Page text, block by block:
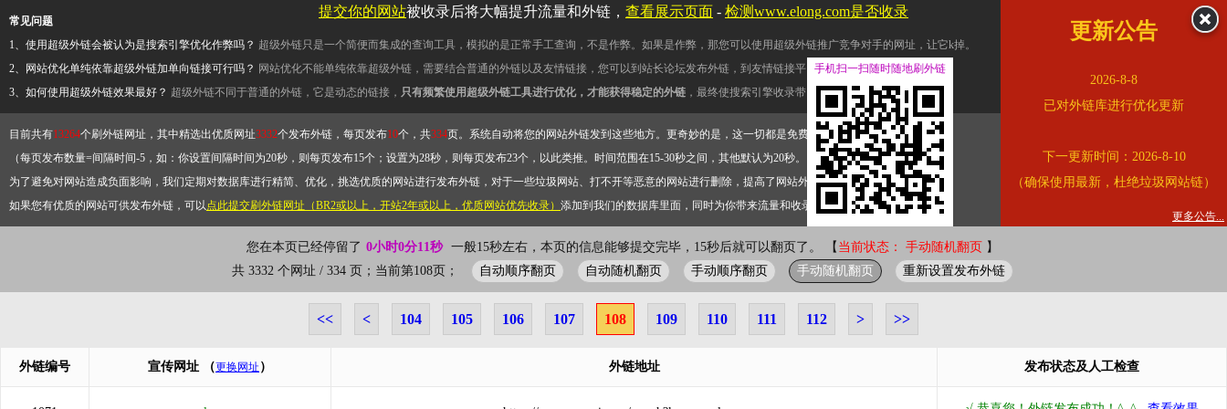
常见问题
1、使用超级外链会被认为是搜索引擎优化作弊吗？ 超级外链只是一个简便而集成的查询工具，模拟的是正常手工查询，不是作弊。如果是作弊，那您可以使用超级外链推广竞争对手的网址，让它k掉。
2、网站优化单纯依靠超级外链加单向链接可行吗？ 网站优化不能单纯依靠超级外链，需要结合普通的外链以及友情链接，您可以到站长论坛发布外链，到友情链接平台交换友情链接。
3、如何使用超级外链效果最好？ 超级外链不同于普通的外链，它是动态的链接， 只有频繁使用超级外链工具进行优化，才能获得稳定的外链 ，最终使搜索引擎收录带网址的查询页面。
目前共有13264个刷外链网址，其中精选出优质网址3332个发布外链，每页发布10个，共334页。系统自动将您的网站外链发到这些地方。更奇妙的是，这一切都是免费的。
（每页发布数量=间隔时间-5，如：你设置间隔时间为20秒，则每页发布15个；设置为28秒，则每页发布23个，以此类推。时间范围在15-30秒之间，其他默认为20秒。）
为了避免对网站造成负面影响，我们定期对数据库进行精简、优化，挑选优质的网站进行发布外链，对于一些垃圾网站、打不开等恶意的网站进行删除，提高了网站外链的质量。
如果您有优质的网站可供发布外链，可以点此提交刷外链网址（BR2或以上，开站2年或以上，优质网站优先收录） 添加到我们的数据库里面，同时为你带来流量和收录。 错误外链纠正
您在本页已经停留了 0小时0分11秒 一般15秒左右，本页的信息能够提交完毕，15秒后就可以翻页了。 【 当前状态： 手动随机翻页 】
共 3332 个网址 / 334 页；当前第108页；
自动顺序翻页 自动随机翻页 手动顺序翻页 手动随机翻页 重新设置发布外链
<< < 104 105 106 107 108 109 110 111 112 > >>
外链编号 宣传网址 （更换网址 ） 外链地址 发布状态及人工检查
提交你的网站被收录后将大幅提升流量和外链， 查看展示页面 - 检测www.elong.com是否收录
更新公告
2026-8-8
已对外链库进行优化更新
下一更新时间：2026-8-10
（确保使用最新，杜绝垃圾网站链）
更多公告...
手机扫一扫随时随地刷外链